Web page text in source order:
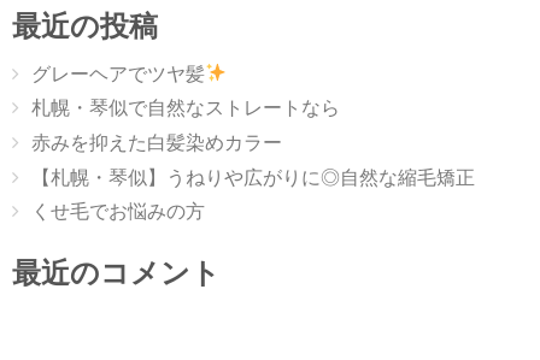
最近の投稿
グレーヘアでツヤ髪
札幌・琴似で自然なストレートなら
赤みを抑えた白髪染めカラー
【札幌・琴似】うねりや広がりに◎自然な縮毛矯正
くせ毛でお悩みの方
最近のコメント